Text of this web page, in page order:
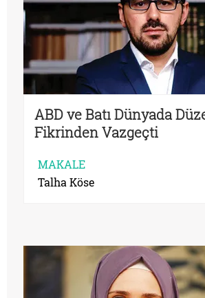
ABD ve Batı Dünyada
Fikrinden Vazgeçti
MAKALE
Talha Köse